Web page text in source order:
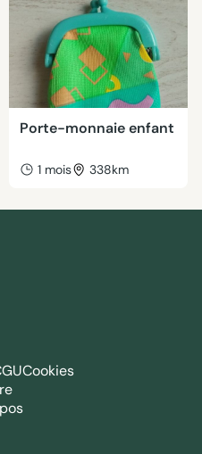
Porte-monnaie enfant
1 mois 338km
Cookies